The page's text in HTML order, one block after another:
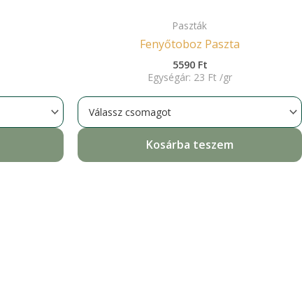
Paszták
Fenyőtoboz Paszta
5590 Ft
Egységár: 23 Ft /gr
Kosárba teszem